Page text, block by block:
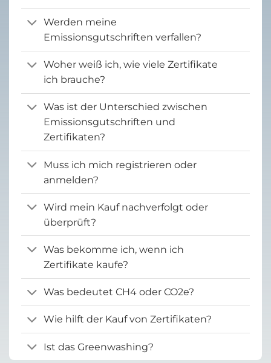
Werden meine
Emissionsgutschriften verfallen?
Woher weiß ich, wie viele Zertifikate
ich brauche?
Was ist der Unterschied zwischen
Emissionsgutschriften und
Zertifikaten?
Muss ich mich registrieren oder
anmelden?
Wird mein Kauf nachverfolgt oder
überprüft?
Was bekomme ich, wenn ich
Zertifikate kaufe?
Was bedeutet CH4 oder CO2e?
Wie hilft der Kauf von Zertifikaten?
Ist das Greenwashing?